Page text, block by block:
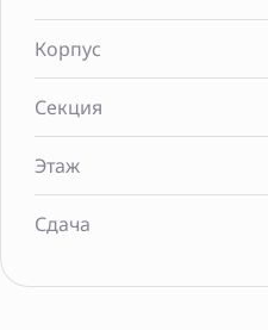
Корпус
Секция
Этаж
Сдача